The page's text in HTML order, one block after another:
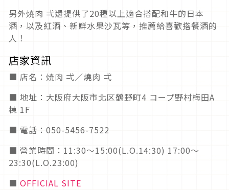
另外焼肉 弌還提供了20種以上適合搭配和牛的日本
酒，以及紅酒、新鮮水果沙瓦等，推薦給喜歡搭餐酒的
人！
店家資訊
■ 店名：焼肉 弌／燒肉 弌
■ 地址：大阪府大阪市北区鶴野町4 コープ野村梅田A
棟 1F
■ 電話：050-5456-7522
■ 營業時間：11:30～15:00(L.O.14:30) 17:00〜
23:30(L.O.23:00)
■ OFFICIAL SITE